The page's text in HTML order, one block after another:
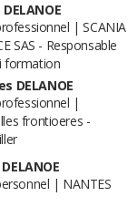
| SCANIA
SAS - Responsable
formation
DELANOE
|
frontioeres -
| NANTES